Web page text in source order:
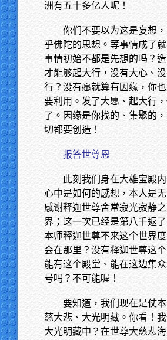
洲有五十多亿人呢！
你们不要以为这是妄想
乎佛陀的思想。等事情成了
事情初始不都是先想的吗？
才能够起大行，没有大心、
行？没有愿就算有因缘，你
要利用。发了大愿、起大行
了。因缘是你找的、集聚的
切都要创造！
报答世尊恩
此刻我们身在大雄宝殿
心中是如何的感想，本人是
感谢释迦世尊舍常寂光寂静
界；这一次已经是第八千返
本师释迦世尊不来这个世界
会在那里？没有释迦世尊这
能有这个殿堂、能在这边集
号吗？不可能喔！
要知道，我们现在是仗
慈大悲、大光明藏。你看！
大光明藏中？在世尊大慈悲